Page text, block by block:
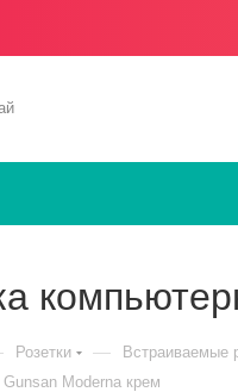
Розетки — Встраиваемые
Moderna крем